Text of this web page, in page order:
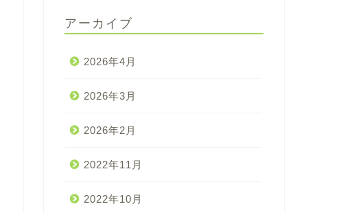
アーカイブ
2026年4月
2026年3月
2026年2月
2022年11月
2022年10月